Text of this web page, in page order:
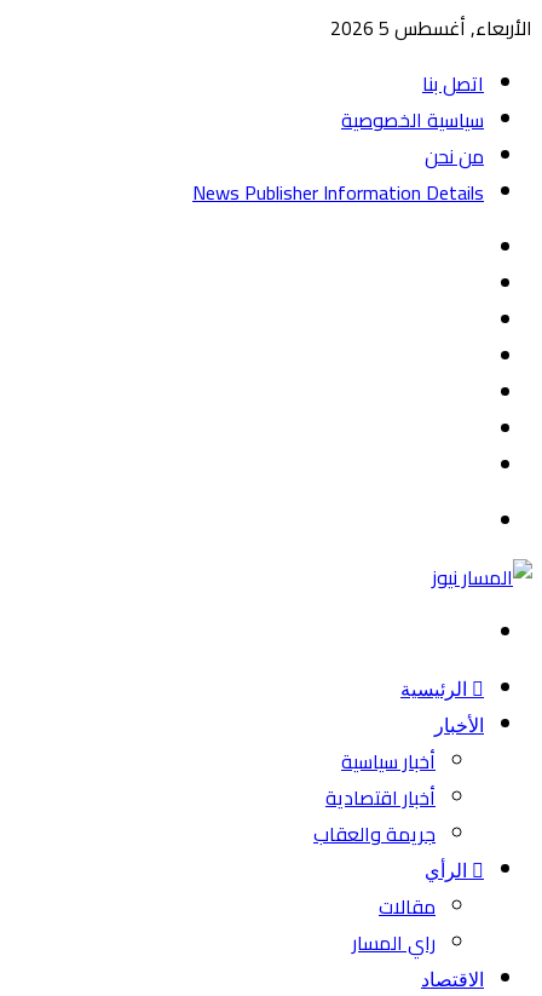
الأربعاء, أغسطس 5 2026
اتصل بنا
سياسية الخصوصية
من نحن
News Publisher Information Details
الرئيسية
الأخبار
أخبار سياسية
أخبار اقتصادية
جريمة والعقاب
الرأي
مقالات
راي المسار
الاقتصاد